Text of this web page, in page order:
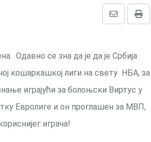
Print
Share
Email
Одавно се зна да је да је Србија
кошаркашкој лиги на свету НБА, за
играјући за болоњски Виртус у
Евролиге и он проглашен за МВП,
играча!